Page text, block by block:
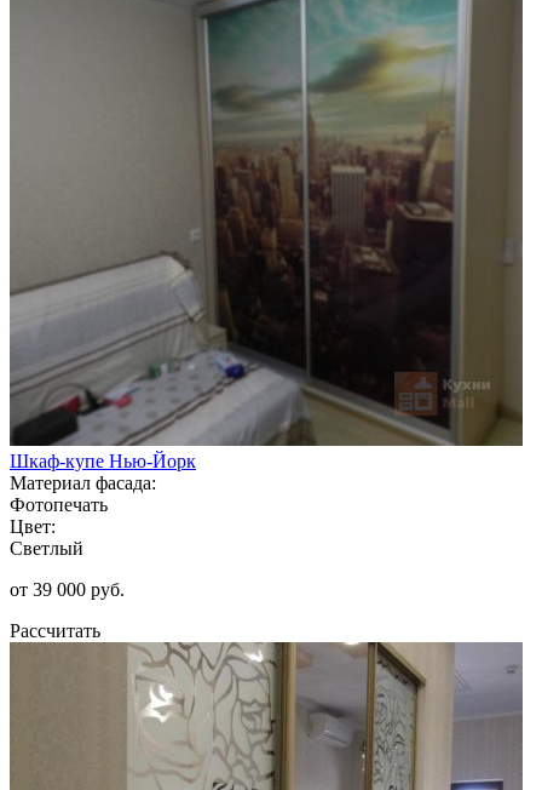
Шкаф-купе Нью-Йорк
Материал фасада:
Фотопечать
Цвет:
Светлый
от 39 000 руб.
Рассчитать